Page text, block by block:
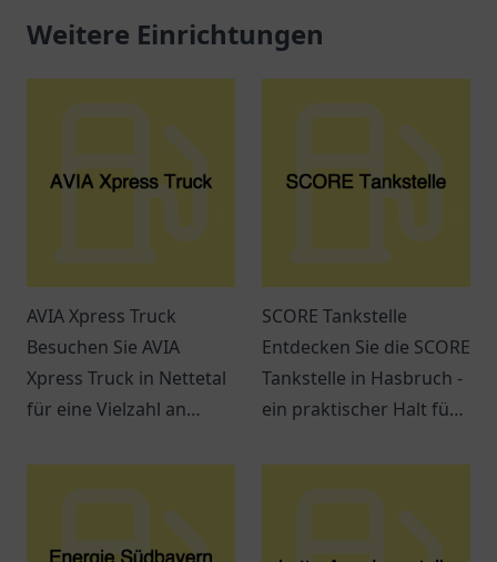
Weitere Einrichtungen
AVIA Xpress Truck
Besuchen Sie AVIA
Xpress Truck in Nettetal
für eine Vielzahl an
einem entspannten
SCORE Tankstelle
Entdecken Sie die SCORE
Tankstelle in Hasbruch -
ein praktischer Halt für
freundlichen Service.